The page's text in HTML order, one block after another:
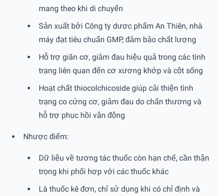
mang theo khi di chuyển
Sản xuất bởi Công ty dược phẩm An Thiên, nhà
máy đạt tiêu chuẩn GMP, đảm bảo chất lượng
Hỗ trợ giãn cơ, giảm đau hiệu quả trong các tình
trạng liên quan đến cơ xương khớp và cột sống
Hoạt chất thiocolchicoside giúp cải thiện tình
trạng co cứng cơ, giảm đau do chấn thương và
hỗ trợ phục hồi vận động
Nhược điểm:
Dữ liệu về tương tác thuốc còn hạn chế, cần thận
trọng khi phối hợp với các thuốc khác
Là thuốc kê đơn, chỉ sử dụng khi có chỉ định và